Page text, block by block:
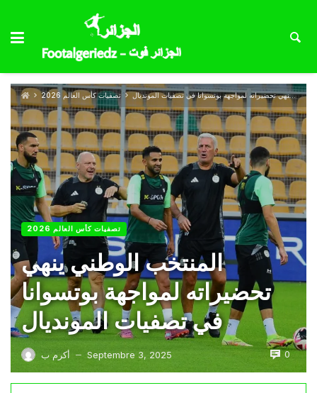
تصفيات كأس العالم 2026 المنتخب الوطني ينهي تحضيراته لمواجهة بوتسوانا في تصفيات المونديال
تصفيات كأس العالم 2026
المنتخب الوطني ينهي
تحضيراته لمواجهة بوتسوانا
في تصفيات المونديال
أكرم ب — Septembre 3, 2025 0